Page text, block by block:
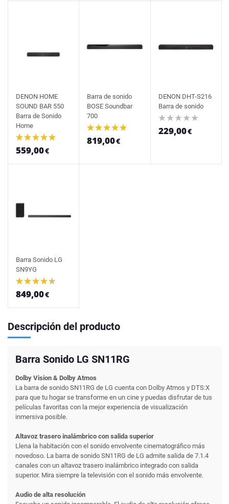
DENON HOME
SOUND BAR 550
Barra de Sonido
Home
559,00€
Barra de sonido
BOSE Soundbar
700
819,00€
DENON DHT-S216
Barra de sonido
229,00€
Barra Sonido LG
SN9YG
849,00€
Descripción del producto
Barra Sonido LG SN11RG
Dolby Vision & Dolby Atmos
La barra de sonido SN11RG de LG cuenta con Dolby Atmos y DTS:X
para que tu hogar se transforme en un cine y puedas disfrutar de tus
películas favoritas con la mejor experiencia de visualización
inmersiva posible.
Altavoz trasero inalámbrico con salida superior
Llena la habitación con el sonido envolvente cinematográfico más
novedoso. La barra de sonido SN11RG de LG admite salida de 7.1.4
canales con un altavoz trasero inalámbrico integrado con salida
superior. Mira siempre la televisión con el sonido más envolvente.
Audio de alta resolución